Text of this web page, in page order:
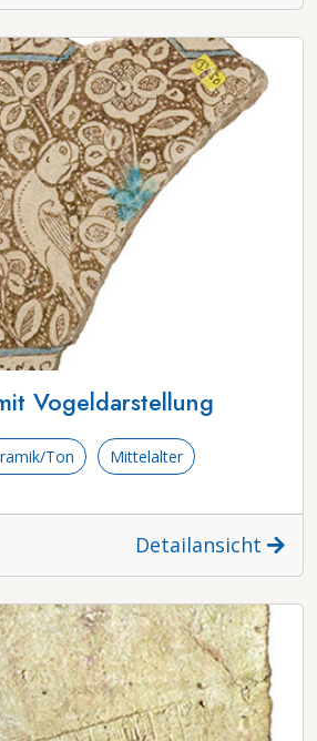
Vogeldarstellung
Ton Mittelalter
Detailansicht